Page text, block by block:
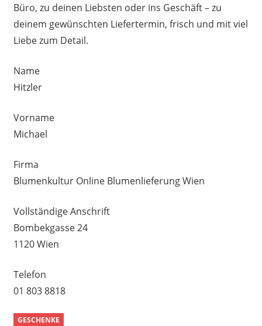
Büro, zu deinen Liebsten oder ins Geschäft– zu
deinem gewünschten Liefertermin, frisch und mit viel
Liebe zum Detail.
Name
Hitzler
Vorname
Michael
Firma
Blumenkultur Online Blumenlieferung Wien
Vollständige Anschrift
Bombekgasse 24
1120 Wien
Telefon
01 803 8818
GESCHENKE